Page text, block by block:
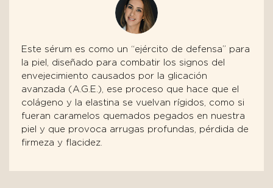
Este sérum es como un “ejército de defensa” para
la piel, diseñado para combatir los signos del
envejecimiento causados por la glicación
avanzada (A.G.E.), ese proceso que hace que el
colágeno y la elastina se vuelvan rígidos, como si
fueran caramelos quemados pegados en nuestra
piel y que provoca arrugas profundas, pérdida de
firmeza y flacidez.